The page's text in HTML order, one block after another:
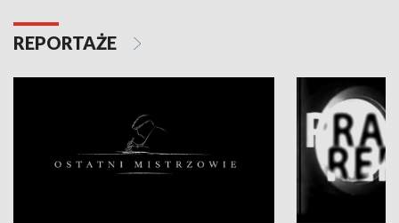
REPORTAŻE